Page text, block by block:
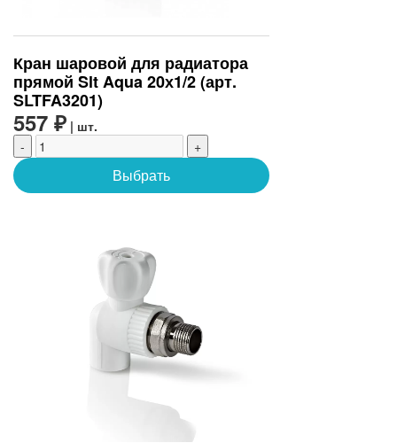
Кран шаровой для радиатора
прямой Slt Aqua 20х1/2 (арт.
SLTFA3201)
557 ₽ | шт.
-
+
Выбрать